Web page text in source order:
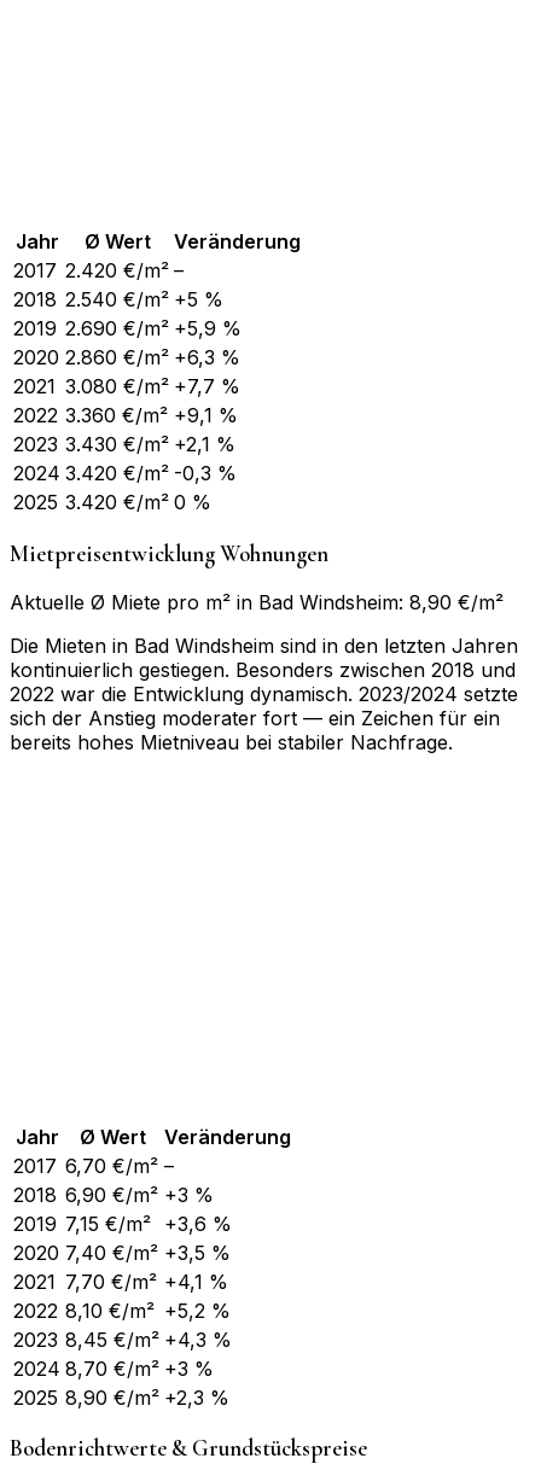
Jahr Ø Wert
Veränderung
2017 2.420 €/m² –
2018 2.540 €/m² +5 %
2019 2.690 €/m² +5,9 %
2020 2.860 €/m² +6,3 %
2021 3.080 €/m² +7,7 %
2022 3.360 €/m² +9,1 %
2023 3.430 €/m² +2,1 %
2024 3.420 €/m² -0,3 %
2025 3.420 €/m² 0 %
Mietpreisentwicklung Wohnungen
Aktuelle Ø Miete pro m² in Bad Windsheim: 8,90 €/m²
Die Mieten in Bad Windsheim sind in den letzten Jahren
kontinuierlich gestiegen. Besonders zwischen 2018 und
2022 war die Entwicklung dynamisch. 2023/2024 setzte
sich der Anstieg moderater fort — ein Zeichen für ein
bereits hohes Mietniveau bei stabiler Nachfrage.
Jahr Ø Wert
Veränderung
2017 6,70 €/m² –
2018 6,90 €/m² +3 %
2019 7,15 €/m² +3,6 %
2020 7,40 €/m² +3,5 %
2021 7,70 €/m² +4,1 %
2022 8,10 €/m² +5,2 %
2023 8,45 €/m² +4,3 %
2024 8,70 €/m² +3 %
2025 8,90 €/m² +2,3 %
Bodenrichtwerte & Grundstückspreise